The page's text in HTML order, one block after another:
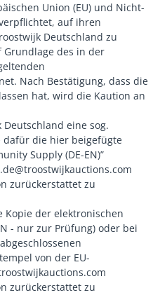
Union (EU) und Nicht-
auf ihren
Deutschland zu
Grundlage des in der
Nach Bestätigung, dass die
hat, wird die Kaution an
Deutschland eine sog.
dafür die hier beigefügte
Supply (DE-EN)”
zurückerstattet zu
Kopie der elektronischen
- nur zur Prüfung) oder bei
von der EU-
zurückerstattet zu